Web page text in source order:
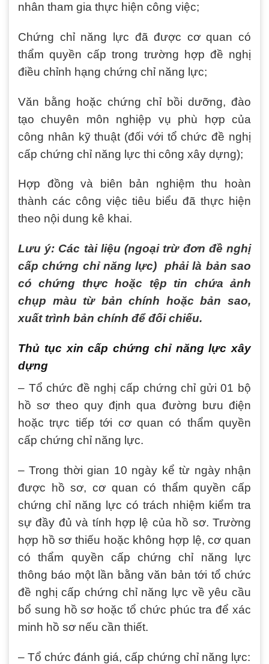
nhân tham gia thực hiện công việc;
Chứng chỉ năng lực đã được cơ quan có
thẩm quyền cấp trong trường hợp đề nghị
điều chỉnh hạng chứng chỉ năng lực;
Văn bằng hoặc chứng chỉ bồi dưỡng, đào
tạo chuyên môn nghiệp vụ phù hợp của
công nhân kỹ thuật (đối với tổ chức đề nghị
cấp chứng chỉ năng lực thi công xây dựng);
Hợp đồng và biên bản nghiệm thu hoàn
thành các công việc tiêu biểu đã thực hiện
theo nội dung kê khai.
Lưu ý: Các tài liệu (ngoại trừ đơn đề nghị
cấp chứng chỉ năng lực) phải là bản sao
có chứng thực hoặc tệp tin chứa ảnh
chụp màu từ bản chính hoặc bản sao,
xuất trình bản chính để đối chiếu.
Thủ tục xin cấp chứng chỉ năng lực xây
dựng
– Tổ chức đề nghị cấp chứng chỉ gửi 01 bộ
hồ sơ theo quy định qua đường bưu điện
hoặc trực tiếp tới cơ quan có thẩm quyền
cấp chứng chỉ năng lực.
– Trong thời gian 10 ngày kể từ ngày nhận
được hồ sơ, cơ quan có thẩm quyền cấp
chứng chỉ năng lực có trách nhiệm kiểm tra
sự đầy đủ và tính hợp lệ của hồ sơ. Trường
hợp hồ sơ thiếu hoặc không hợp lệ, cơ quan
có thẩm quyền cấp chứng chỉ năng lực
thông báo một lần bằng văn bản tới tổ chức
đề nghị cấp chứng chỉ năng lực về yêu cầu
bổ sung hồ sơ hoặc tổ chức phúc tra để xác
minh hồ sơ nếu cần thiết.
– Tổ chức đánh giá, cấp chứng chỉ năng lực: